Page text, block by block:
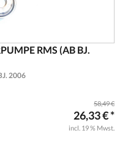
RMS (AB BJ.
2006
58,49 €
26,33 € *
incl. 19 % Mwst.